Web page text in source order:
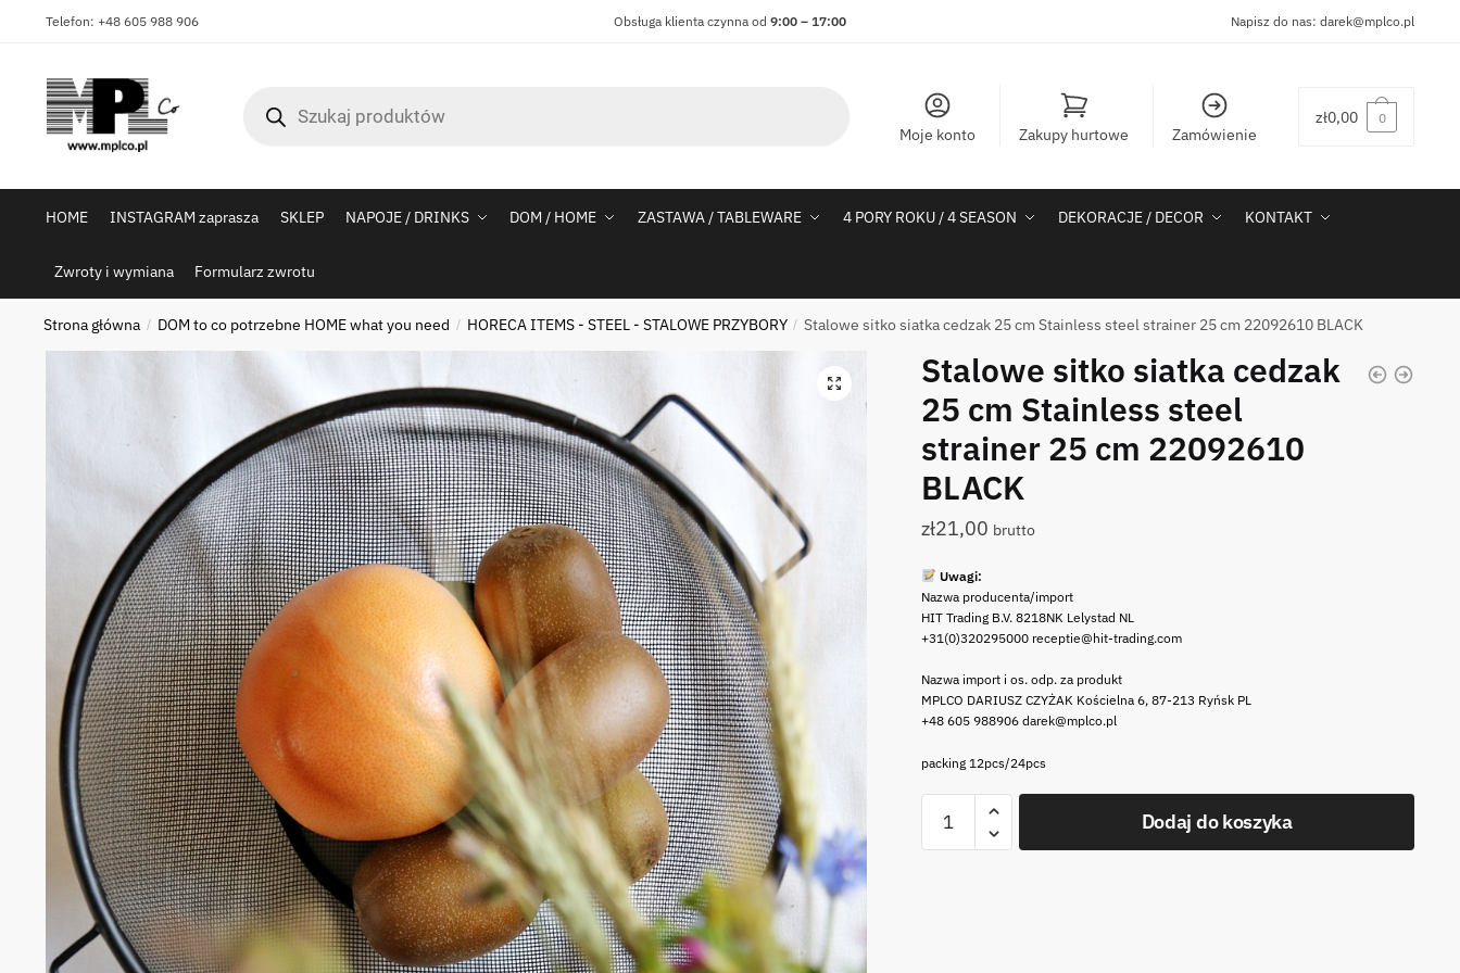
Telefon: +48 605 988 906 Obsługa klienta czynna od 9:00 – 17:00 Napisz do nas:darek@mplco.pl
produktów
Moje konto Zakupy hurtowe Zamówienie
zł0,00 0
HOME INSTAGRAM zaprasza SKLEP NAPOJE / DRINKS DOM / HOME ZASTAWA / TABLEWARE 4 PORY ROKU / 4 SEASON DEKORACJE / DECOR KONTAKT
Zwroty i wymiana Formularz zwrotu
Strona główna / DOM to co potrzebne HOME what you need / HORECA ITEMS - STEEL - STALOWE PRZYBORY / Stalowe sitko siatka cedzak 25 cm Stainless steel strainer 25 cm 22092610 BLACK
Stalowe sitko siatka cedzak
25 cm Stainless steel
strainer 25 cm 22092610
BLACK
zł21,00 brutto
Uwagi:
Nazwa producenta/import
HIT Trading B.V. 8218NK Lelystad NL
+31(0)320295000 receptie@hit-trading.com
Nazwa import i os. odp. za produkt
MPLCO DARIUSZ CZYŻAK Kościelna 6, 87-213 Ryńsk PL
+48 605 988906 darek@mplco.pl
packing 12pcs/24pcs
Stalowe
Dodaj do koszyka